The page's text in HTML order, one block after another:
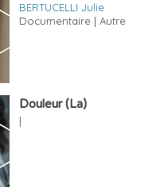
BERTUCELLI Julie
Documentaire | Autre
Douleur (La)
|